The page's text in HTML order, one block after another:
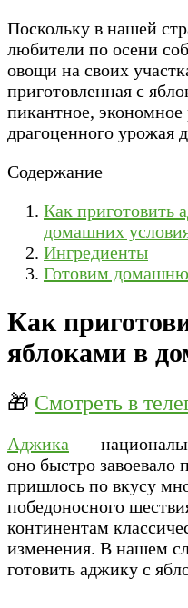
Поскольку в нашей
любители по осени
овощи на своих
приготовленная с
пикантное,
драгоценного урожая
Содержание
Как приготовить
домашних
Ингредиенты
Готовим
Как
яблоками в
🎁 Смотреть в
Аджика —
оно быстро завоевало
пришлось по вкусу
победоносного
континентам
изменения. В нашем
готовить аджику с